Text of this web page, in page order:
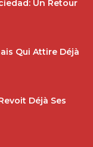
Un Retour
Qui Attire Déjà
Déjà Ses